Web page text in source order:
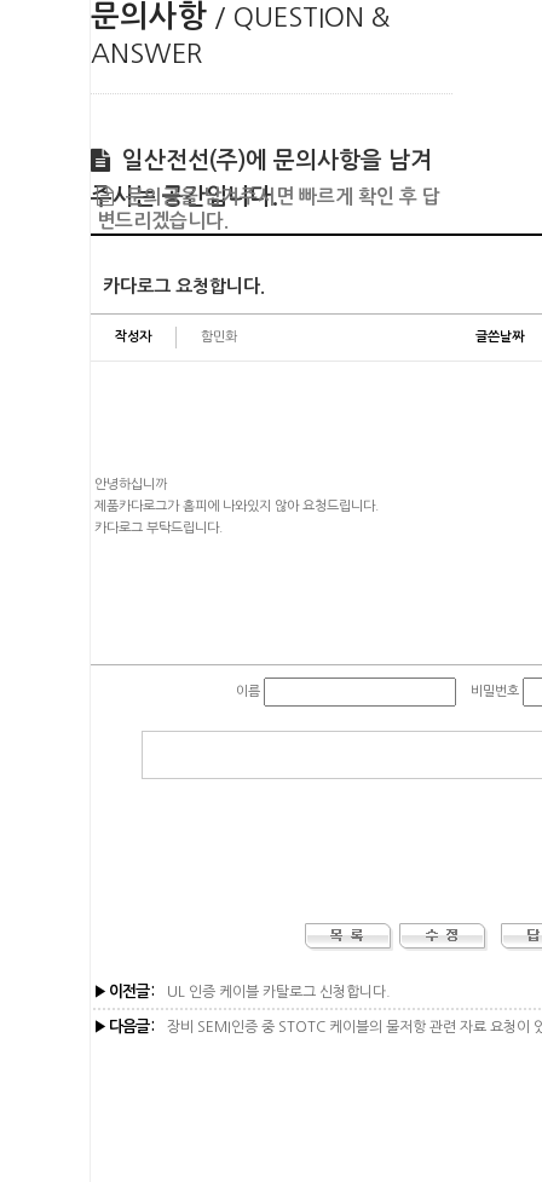
문의사항 / QUESTION &
ANSWER
일산전선(주)에 문의사항을 남겨
주시는 공간입니다.
문의글을 남겨주시면 빠르게 확인 후 답
변드리겠습니다.